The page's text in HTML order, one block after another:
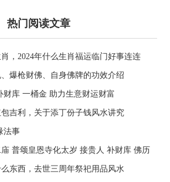
热门阅读文章
，2024年什么生肖福运临门好事连连
爆枪财佛、自身佛牌的功效介绍
财库 一桶金 助力生意财运财富
吉利，关于添丁份子钱风水讲究
法事
普颂皇恩寺化太岁 接贵人 补财库 佛历
东西，去世三周年祭祀用品风水